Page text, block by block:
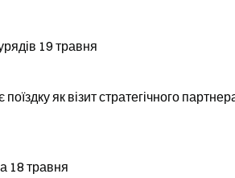
19 травня
як візит стратегічного
18 травня